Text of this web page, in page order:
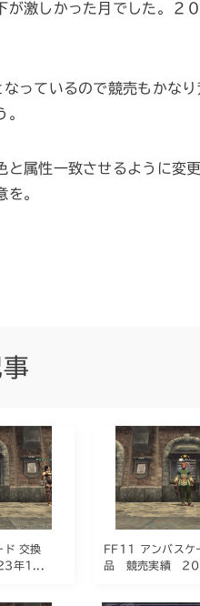
が激しかった月でした。２
っているので競売もかな
と属性一致させるように変
を。
ド 交換
年1...
FF11 アンバスケ
品 競売実績